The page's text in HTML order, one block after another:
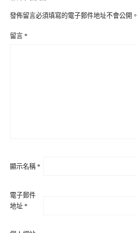
發佈留言必須填寫的電子郵件地址不會公開。
留言 *
顯示名稱 *
電子郵件
地址 *